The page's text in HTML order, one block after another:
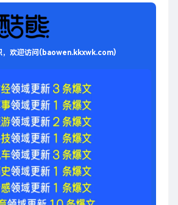
，欢迎访问(baowen.kkxwk.com)